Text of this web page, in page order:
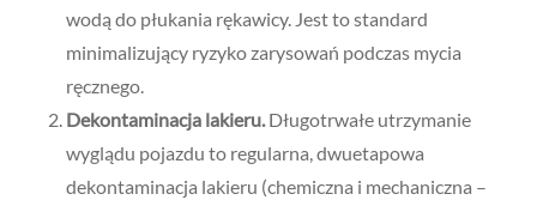
wodą do płukania rękawicy. Jest to standard
minimalizujący ryzyko zarysowań podczas mycia
ręcznego.
Dekontaminacja lakieru. Długotrwałe utrzymanie
wyglądu pojazdu to regularna, dwuetapowa
dekontaminacja lakieru (chemiczna i mechaniczna –